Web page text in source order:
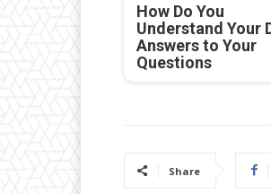
How Do You
Understand Your
Answers to Your
Questions
Share